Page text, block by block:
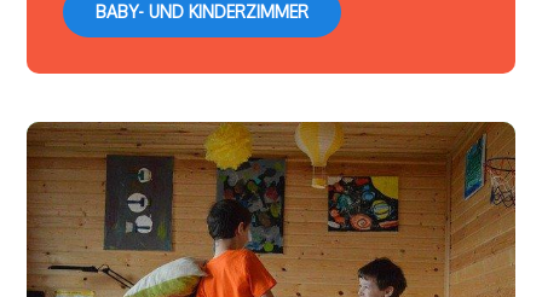
BABY- UND KINDERZIMMER